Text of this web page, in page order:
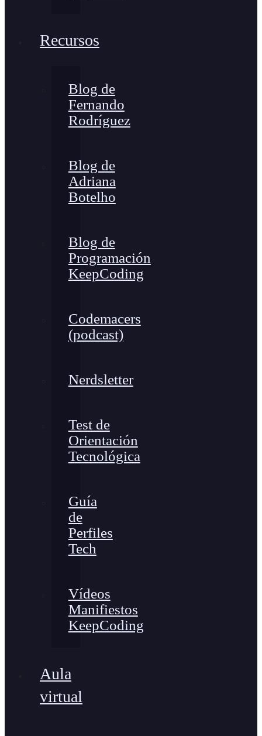
Recursos
Blog de
Fernando
Rodríguez
Blog de
Adriana
Botelho
Blog de
Programación
KeepCoding
Codemacers
(podcast)
Nerdsletter
Test de
Orientación
Tecnológica
Guía
de
Perfiles
Tech
Vídeos
Manifiestos
KeepCoding
Aula
virtual